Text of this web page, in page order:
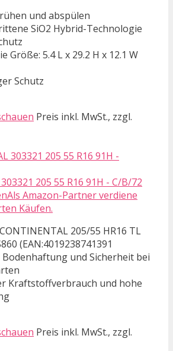
und abspülen
SiO2 Hybrid-Technologie
Größe: 5.4 L x 29.2 H x 12.1 W
Schutz
Preis inkl. MwSt., zzgl.
205 55 R16 91H - C/B/72
Amazon-Partner verdiene
Käufen.
205/55 HR16 TL
(EAN:4019238741391
und Sicherheit bei
Kraftstoffverbrauch und hohe
Preis inkl. MwSt., zzgl.